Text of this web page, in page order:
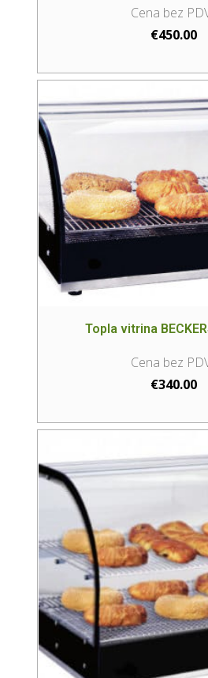
€450.00
Topla vitrina
€340.00